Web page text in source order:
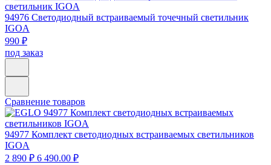
94976 Светодиодный встраиваемый точечный светильник
IGOA
990 ₽
под заказ
Сравнение товаров
94977 Комплект светодиодных встраиваемых светильников
IGOA
2 890 ₽ 6 490.00 ₽